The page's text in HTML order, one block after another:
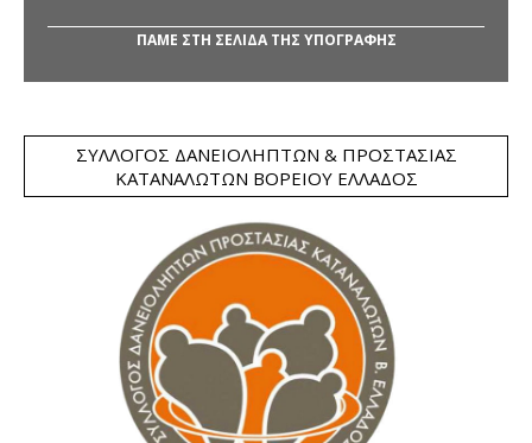
ΠΑΜΕ ΣΤΗ ΣΕΛΙΔΑ ΤΗΣ ΥΠΟΓΡΑΦΗΣ
ΣΎΛΛΟΓΟΣ ΔΑΝΕΙΟΛΗΠΤΏΝ & ΠΡΟΣΤΑΣΊΑΣ
ΚΑΤΑΝΑΛΩΤΏΝ ΒΟΡΕΊΟΥ ΕΛΛΆΔΟΣ